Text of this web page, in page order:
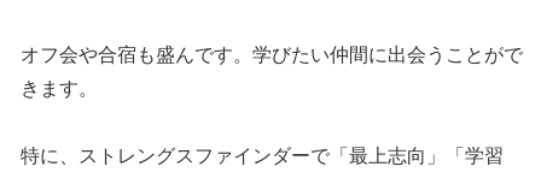
オフ会や合宿も盛んです。学びたい仲間に出会うことがで
きます。
特に、ストレングスファインダーで「最上志向」「学習